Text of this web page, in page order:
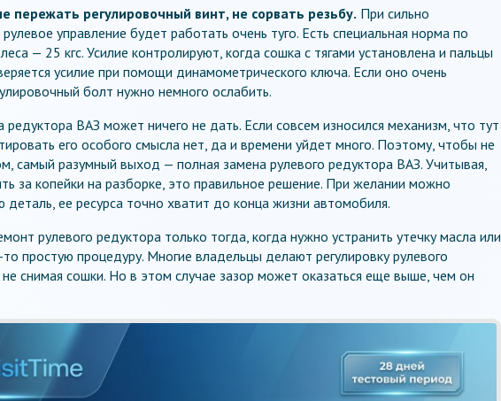
пережать регулировочный винт, не сорвать резьбу. При сильно
управление будет работать очень туго. Есть специальная норма по
— 25 кгс. Усилие контролируют, когда сошка с тягами установлена и пальцы
усилие при помощи динамометрического ключа. Если оно очень
болт нужно немного ослабить.
редуктора ВАЗ может ничего не дать. Если совсем износился механизм, что тут
его особого смысла нет, да и времени уйдет много. Поэтому, чтобы не
самый разумный выход — полная замена рулевого редуктора ВАЗ. Учитывая,
за копейки на разборке, это правильное решение. При желании можно
деталь, ее ресурса точно хватит до конца жизни автомобиля.
рулевого редуктора только тогда, когда нужно устранить утечку масла или
простую процедуру. Многие владельцы делают регулировку рулевого
не снимая сошки. Но в этом случае зазор может оказаться еще выше, чем он